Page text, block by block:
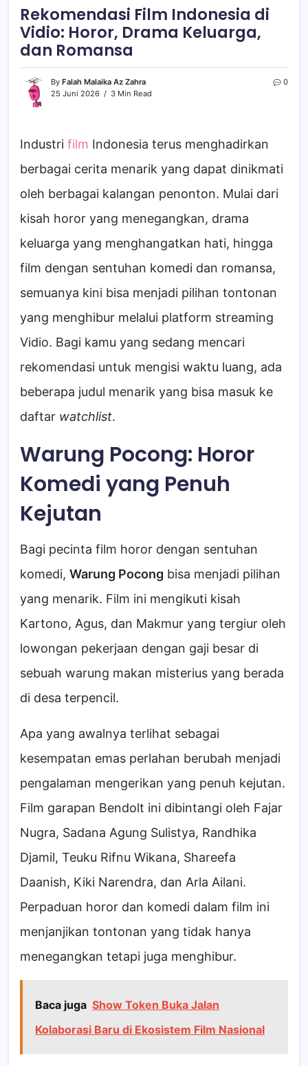
Rekomendasi Film Indonesia di
Vidio: Horor, Drama Keluarga,
dan Romansa
By Falah Malaika Az Zahra
25 Juni 2026
3 Min Read
0
Industri film Indonesia terus menghadirkan
berbagai cerita menarik yang dapat dinikmati
oleh berbagai kalangan penonton. Mulai dari
kisah horor yang menegangkan, drama
keluarga yang menghangatkan hati, hingga
film dengan sentuhan komedi dan romansa,
semuanya kini bisa menjadi pilihan tontonan
yang menghibur melalui platform streaming
Vidio. Bagi kamu yang sedang mencari
rekomendasi untuk mengisi waktu luang, ada
beberapa judul menarik yang bisa masuk ke
daftar watchlist.
Warung Pocong: Horor
Komedi yang Penuh
Kejutan
Bagi pecinta film horor dengan sentuhan
komedi, Warung Pocong bisa menjadi pilihan
yang menarik. Film ini mengikuti kisah
Kartono, Agus, dan Makmur yang tergiur oleh
lowongan pekerjaan dengan gaji besar di
sebuah warung makan misterius yang berada
di desa terpencil.
Apa yang awalnya terlihat sebagai
kesempatan emas perlahan berubah menjadi
pengalaman mengerikan yang penuh kejutan.
Film garapan Bendolt ini dibintangi oleh Fajar
Nugra, Sadana Agung Sulistya, Randhika
Djamil, Teuku Rifnu Wikana, Shareefa
Daanish, Kiki Narendra, dan Arla Ailani.
Perpaduan horor dan komedi dalam film ini
menjanjikan tontonan yang tidak hanya
menegangkan tetapi juga menghibur.
Baca juga Show Token Buka Jalan
Kolaborasi Baru di Ekosistem Film Nasional